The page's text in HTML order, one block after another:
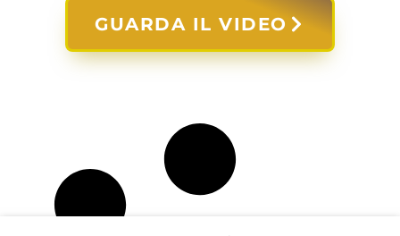
GUARDA IL VIDEO